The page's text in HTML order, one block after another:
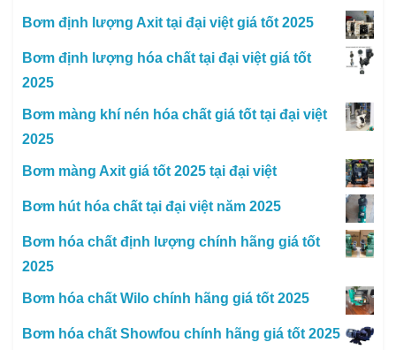
Bơm định lượng Axit tại đại việt giá tốt 2025
Bơm định lượng hóa chất tại đại việt giá tốt
2025
Bơm màng khí nén hóa chất giá tốt tại đại việt
2025
Bơm màng Axit giá tốt 2025 tại đại việt
Bơm hút hóa chất tại đại việt năm 2025
Bơm hóa chất định lượng chính hãng giá tốt
2025
Bơm hóa chất Wilo chính hãng giá tốt 2025
Bơm hóa chất Showfou chính hãng giá tốt 2025